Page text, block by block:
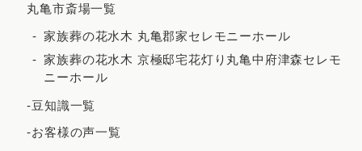
丸亀市斎場一覧
家族葬の花水木 丸亀郡家セレモニーホール
家族葬の花水木 京極邸宅花灯り丸亀中府津森セレモ
ニーホール
-豆知識一覧
-お客様の声一覧